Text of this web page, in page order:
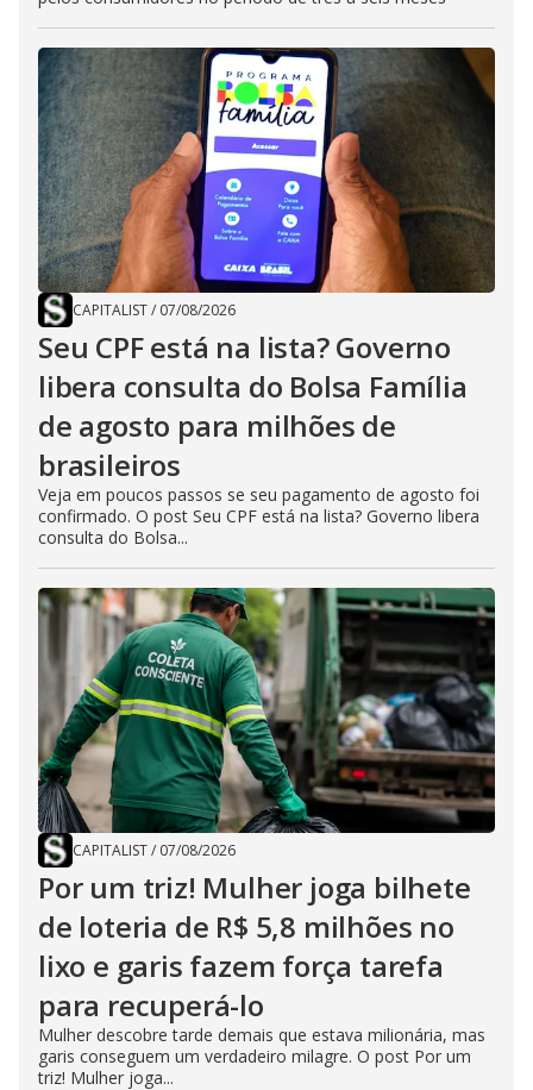
CAPITALIST/ 07/08/2026
Seu CPF está na lista? Governo
libera consulta do Bolsa Família
de agosto para milhões de
brasileiros
Veja em poucos passos se seu pagamento de agosto foi
confirmado. O post Seu CPF está na lista? Governo libera
consulta do Bolsa...
CAPITALIST/ 07/08/2026
Por um triz! Mulher joga bilhete
de loteria de R$ 5,8 milhões no
lixo e garis fazem força tarefa
para recuperá-lo
Mulher descobre tarde demais que estava milionária, mas
garis conseguem um verdadeiro milagre. O post Por um
triz! Mulher joga...